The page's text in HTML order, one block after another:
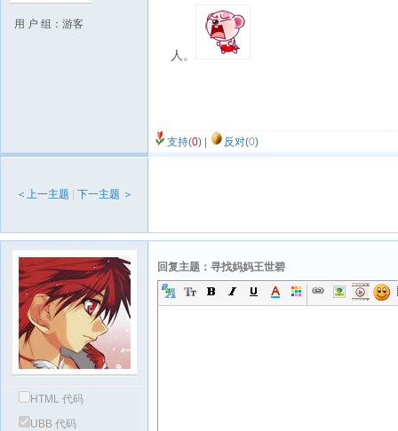
用 户 组：游客
人。
支持(0) 反对(0)
＜上一主题 下一主题 ＞
HTML 代码
UBB 代码
回复主题：寻找妈妈王世碧